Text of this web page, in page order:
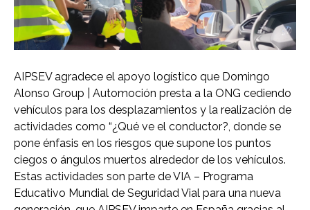
AIPSEV agradece el apoyo logístico que Domingo
Alonso Group | Automoción presta a la ONG cediendo
vehículos para los desplazamientos y la realización de
actividades como “¿Qué ve el conductor?, donde se
pone énfasis en los riesgos que supone los puntos
ciegos o ángulos muertos alrededor de los vehículos.
Estas actividades son parte de VIA – Programa
Educativo Mundial de Seguridad Vial para una nueva